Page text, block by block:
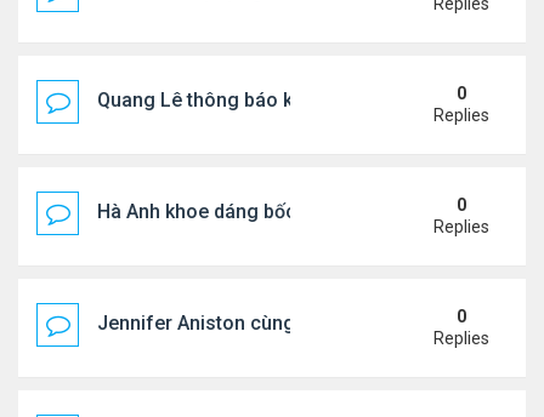
Quang Lê thông báo khẩn cấp
0
Replies
Hà Anh khoe dáng bốc lửa của ở Maldives
0
Replies
Jennifer Aniston cùng bạn trai nghỉ dưỡng trên du
0
Replies